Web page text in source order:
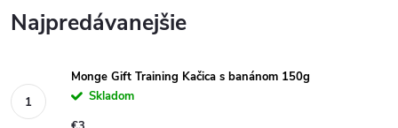
Najpredávanejšie
Monge Gift Training Kačica s banánom 150g
Skladom